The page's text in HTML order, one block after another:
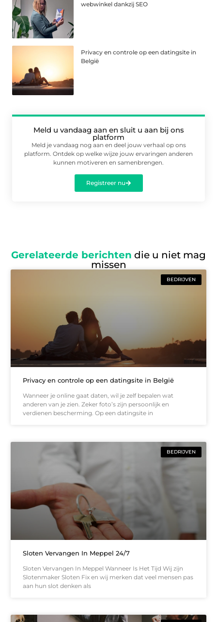
webwinkel dankzij SEO
Privacy en controle op een datingsite in
België
Meld u vandaag aan en sluit u aan bij ons
platform
Meld je vandaag nog aan en deel jouw verhaal op ons
platform. Ontdek op welke wijze jouw ervaringen anderen
kunnen motiveren en samenbrengen.
Registreer nu
Gerelateerde berichten die u niet mag
missen
BEDRIJVEN
Privacy en controle op een datingsite in België
Wanneer je online gaat daten, wil je zelf bepalen wat
anderen van je zien. Zeker foto’s zijn persoonlijk en
verdienen bescherming. Op een datingsite in
BEDRIJVEN
Sloten Vervangen In Meppel 24/7
Sloten Vervangen In Meppel Wanneer Is Het Tijd Wij zijn
Slotenmaker Sloten Fix en wij merken dat veel mensen pas
aan hun slot denken als